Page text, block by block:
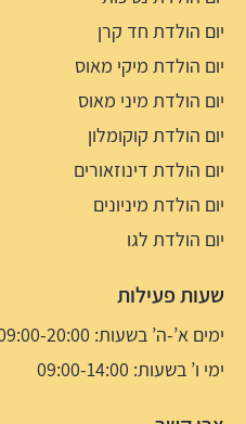
יום הולדת חד קרן
יום הולדת מיקי מאוס
יום הולדת מיני מאוס
יום הולדת קוקומלון
יום הולדת דינוזאורים
יום הולדת מיניונים
יום הולדת לגו
שעות פעילות
ימים א’-ה’ בשעות: 09:00-20:00
ימי ו’ בשעות: 09:00-14:00